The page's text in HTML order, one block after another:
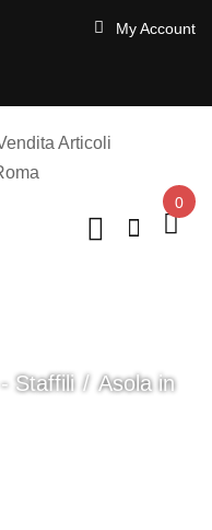
My Account
0
Staffili
Asola in